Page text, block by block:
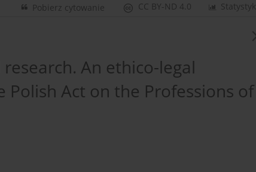
Statystyki
CC BY-ND 4.0
Pobierz cytowanie
An ethico-legal
Polish Act on the Professions of